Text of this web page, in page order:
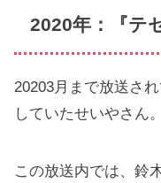
2020年：『テ
20203月まで放送さ
していたせいやさん。
この放送内では、鈴